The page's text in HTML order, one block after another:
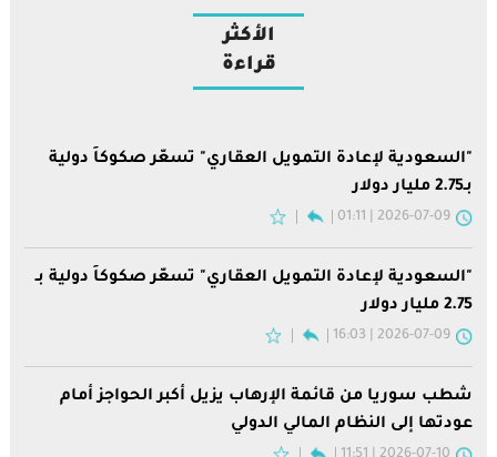
الأكثر
قراءة
"السعودية لإعادة التمويل العقاري" تسعّر صكوكاً دولية
بـ2.75 مليار دولار
2026-07-09 | 01:11
"السعودية لإعادة التمويل العقاري" تسعّر صكوكاً دولية بـ
2.75 مليار دولار
2026-07-09 | 16:03
شطب سوريا من قائمة الإرهاب يزيل أكبر الحواجز أمام
عودتها إلى النظام المالي الدولي